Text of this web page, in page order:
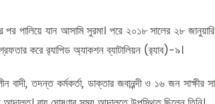
পর পালিয়ে যান আসামি সুরমা। পরে ২০১৮ সালের ২৮ জানুয়ারি
করে র‍্যাপিড অ্যাকশন ব্যাটালিয়ন (র‍্যাব)-৯।
বাদী, তদন্ত কর্মকর্তা, ডাক্তার জবানব্ন্দী ও ১৬ জন